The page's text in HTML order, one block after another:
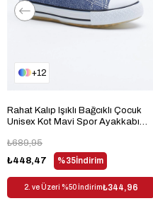
Materyal Suni Deri
Suni Deri
Dış Materyal
Sezon Her Sezon
Cinsiyet
12
Rahat Kalıp Işıklı Bağcıklı Çocuk
Unisex Kot Mavi Spor Ayakkabı
%35İndirim
₺448,47
₺689,95
2. ve Üzeri %50 İndirim₺344,96